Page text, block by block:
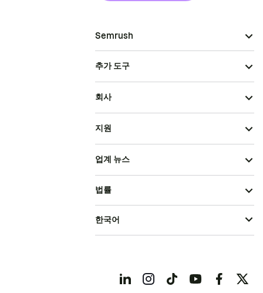
Semrush
추가 도구
회사
지원
업계 뉴스
법률
한국어